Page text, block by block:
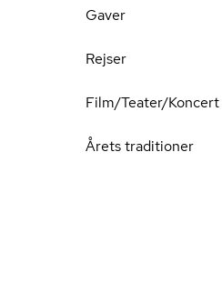
Gaver
Rejser
Film/Teater/Koncert
Årets traditioner